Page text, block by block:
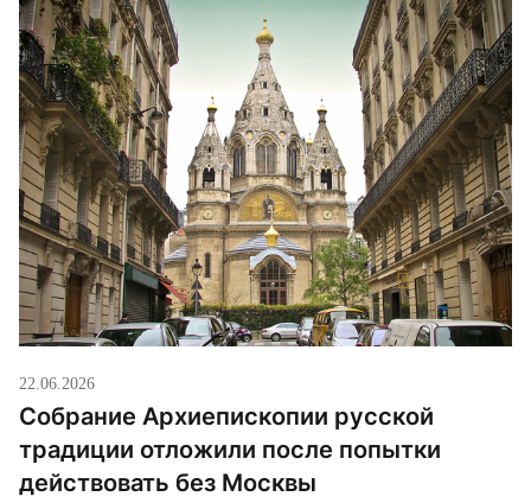
22.06.2026
Собрание Архиепископии русской
традиции отложили после попытки
действовать без Москвы